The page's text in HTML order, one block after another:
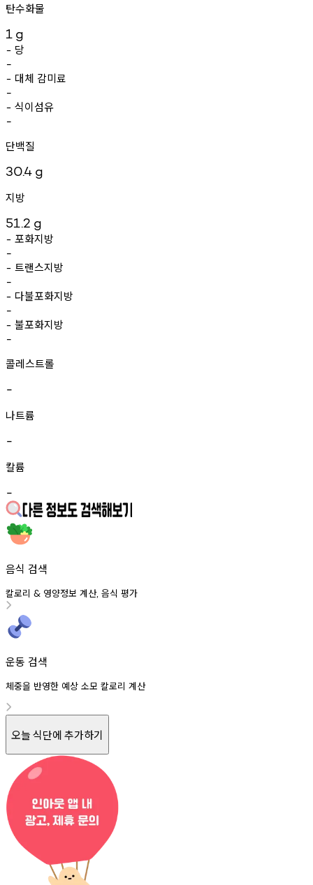
탄수화물
1 g
- 당
-
- 대체 감미료
-
- 식이섬유
-
단백질
30.4 g
지방
51.2 g
- 포화지방
-
- 트랜스지방
-
- 다불포화지방
-
- 불포화지방
-
콜레스트롤
-
나트륨
-
칼륨
-
음식 검색
칼로리 & 영양정보 계산, 음식 평가
운동 검색
체중을 반영한 예상 소모 칼로리 계산
오늘 식단에 추가하기